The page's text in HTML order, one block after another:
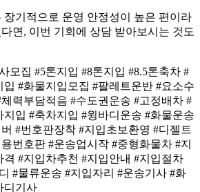
장기적으로 운영 안정성이 높은 편이라
면, 이번 기회에 상담 받아보시는 것도
모집 #5톤지입 #8톤지입 #8.5톤축차 #
#화물지입모집 #팔레트운반 #요소수
력부담적음 #수도권운송 #고정배차 #
입 #축차지입 #윙바디운송 #화물운송
#번호판장착 #지입초보환영 #디젤트
번호판 #운송업시작 #중형화물차 #지
#지입차추천 #지입안내 #지입절차
#물류운송 #지입자리 #운송기사 #화
디기사